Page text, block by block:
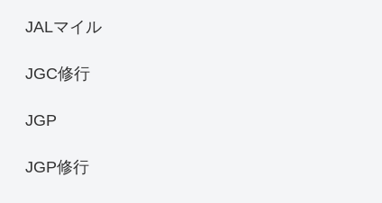
JALマイル
JGC修行
JGP
JGP修行